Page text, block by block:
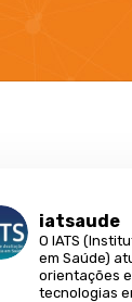
iatsaude
O IATS
em Saúde)
orientações
tecnologias